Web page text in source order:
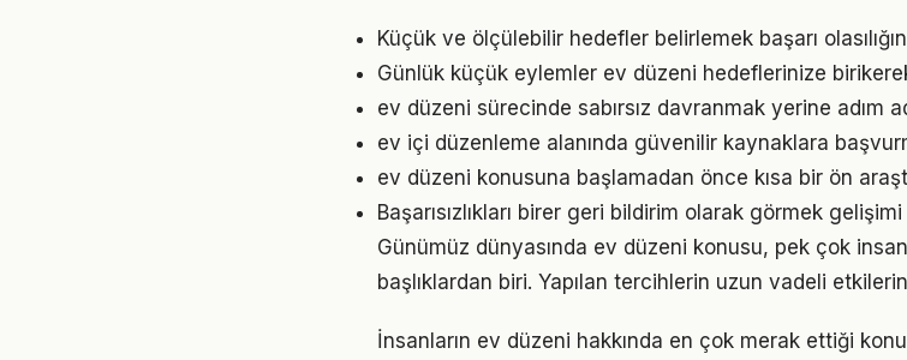
Küçük ve ölçülebilir hedefler belirlemek başarı
Günlük küçük eylemler ev düzeni hedeflerinize
ev düzeni sürecinde sabırsız davranmak yerine adım
ev içi düzenleme alanında güvenilir kaynaklara
ev düzeni konusuna başlamadan önce kısa bir ön
Başarısızlıkları birer geri bildirim olarak görmek gelişimi
Günümüz dünyasında ev düzeni konusu, pek çok
başlıklardan biri. Yapılan tercihlerin uzun vadeli
İnsanların ev düzeni hakkında en çok merak ettiği